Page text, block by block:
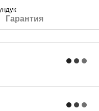
Гарантия